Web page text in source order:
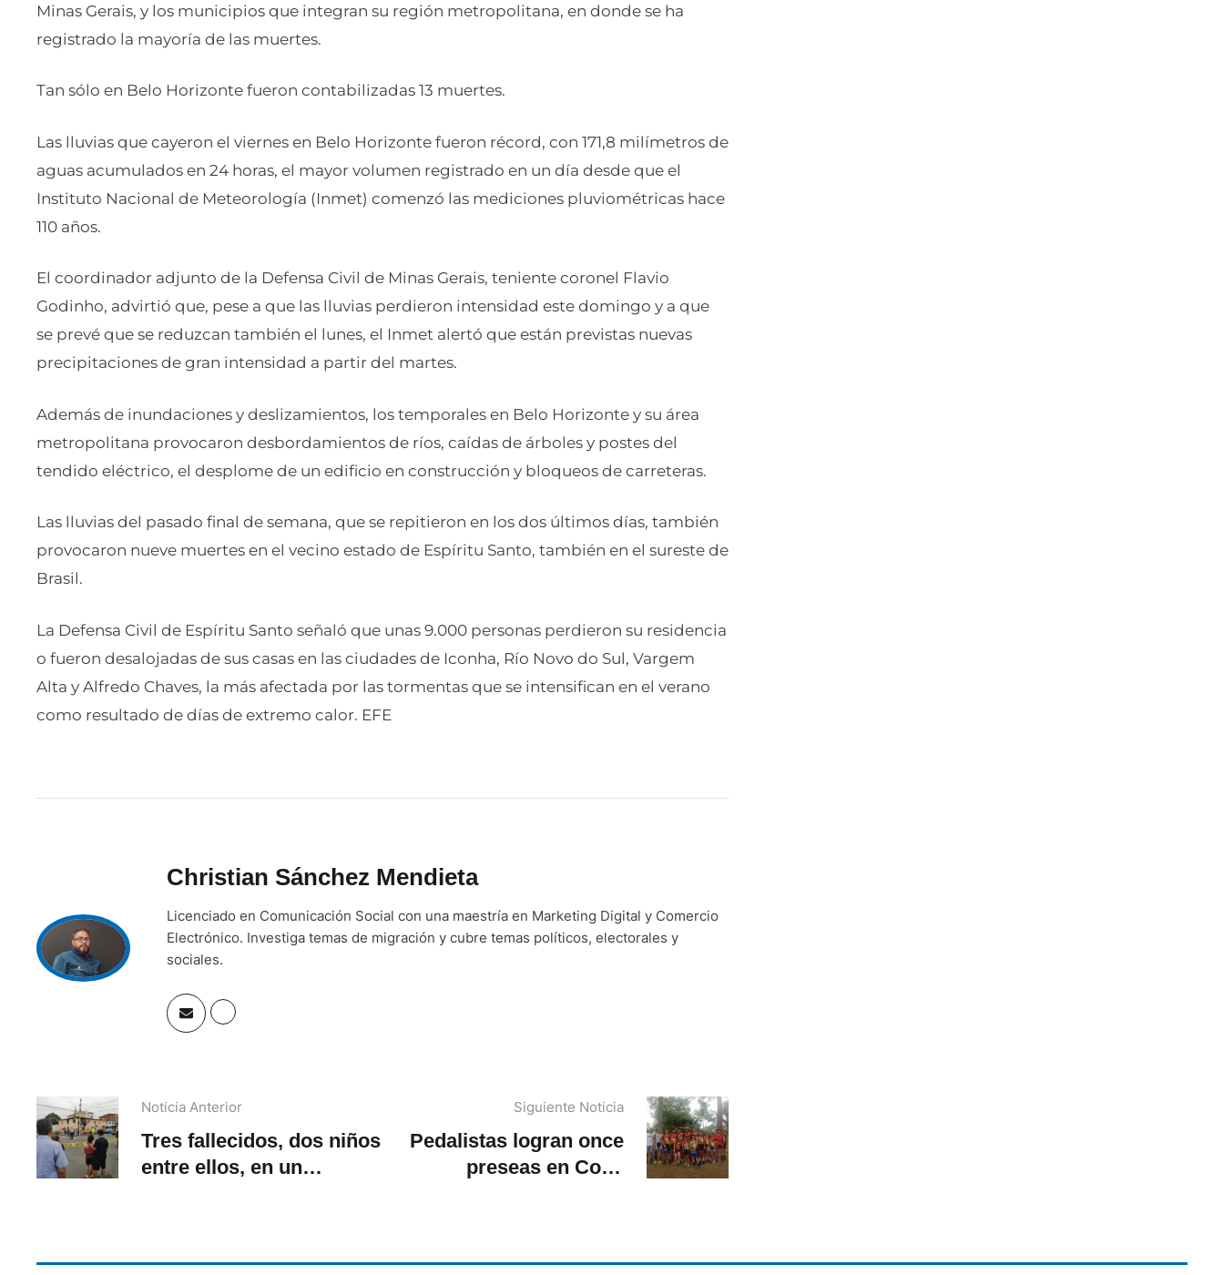
Minas Gerais, y los municipios que integran su región metropolitana, en donde se ha
registrado la mayoría de las muertes.
Tan sólo en Belo Horizonte fueron contabilizadas 13 muertes.
Las lluvias que cayeron el viernes en Belo Horizonte fueron récord, con 171,8 milímetros de
aguas acumulados en 24 horas, el mayor volumen registrado en un día desde que el
Instituto Nacional de Meteorología (Inmet) comenzó las mediciones pluviométricas hace
110 años.
El coordinador adjunto de la Defensa Civil de Minas Gerais, teniente coronel Flavio
Godinho, advirtió que, pese a que las lluvias perdieron intensidad este domingo y a que
se prevé que se reduzcan también el lunes, el Inmet alertó que están previstas nuevas
precipitaciones de gran intensidad a partir del martes.
Además de inundaciones y deslizamientos, los temporales en Belo Horizonte y su área
metropolitana provocaron desbordamientos de ríos, caídas de árboles y postes del
tendido eléctrico, el desplome de un edificio en construcción y bloqueos de carreteras.
Las lluvias del pasado final de semana, que se repitieron en los dos últimos días, también
provocaron nueve muertes en el vecino estado de Espíritu Santo, también en el sureste de
Brasil.
La Defensa Civil de Espíritu Santo señaló que unas 9.000 personas perdieron su residencia
o fueron desalojadas de sus casas en las ciudades de Iconha, Río Novo do Sul, Vargem
Alta y Alfredo Chaves, la más afectada por las tormentas que se intensifican en el verano
como resultado de días de extremo calor. EFE
Christian Sánchez Mendieta
Licenciado en Comunicación Social con una maestría en Marketing Digital y Comercio
Electrónico. Investiga temas de migración y cubre temas políticos, electorales y
sociales.
Noticia Anterior
Tres fallecidos, dos niños
entre ellos, en un
Siguiente Noticia
Pedalistas logran once
preseas en Copa